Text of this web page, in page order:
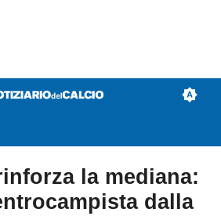
la mediana:
dalla